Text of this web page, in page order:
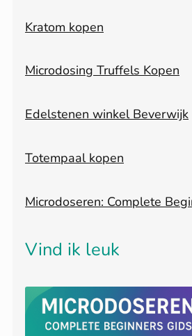
Kratom kopen
Microdosing Truffels Kopen
Edelstenen winkel Beverwijk
Totempaal kopen
Microdoseren: Complete
Vind ik leuk